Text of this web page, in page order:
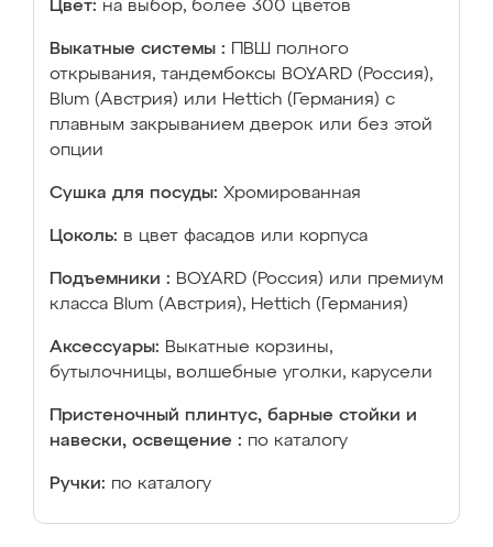
Цвет: на выбор, более 300 цветов
Выкатные системы :
ПВШ полного
открывания, тандембоксы BOYARD (Россия),
Blum (Австрия) или Hettich (Германия) с
плавным закрыванием дверок или без этой
опции
Сушка для посуды: Хромированная
Цоколь: в цвет фасадов или корпуса
Подъемники : BOYARD (Россия) или премиум
класса Blum (Австрия), Hettich (Германия)
Аксессуары: Выкатные корзины,
бутылочницы, волшебные уголки, карусели
Пристеночный плинтус, барные стойки и
навески, освещение : по каталогу
Ручки: по каталогу